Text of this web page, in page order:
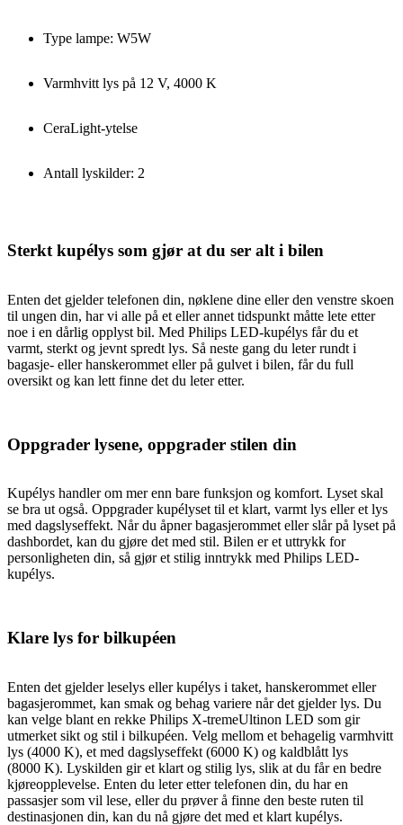
Type lampe: W5W
Varmhvitt lys på 12 V, 4000 K
CeraLight-ytelse
Antall lyskilder: 2
Sterkt kupélys som gjør at du ser alt i bilen
Enten det gjelder telefonen din, nøklene dine eller den venstre skoen
til ungen din, har vi alle på et eller annet tidspunkt måtte lete etter
noe i en dårlig opplyst bil. Med Philips LED-kupélys får du et
varmt, sterkt og jevnt spredt lys. Så neste gang du leter rundt i
bagasje- eller hanskerommet eller på gulvet i bilen, får du full
oversikt og kan lett finne det du leter etter.
Oppgrader lysene, oppgrader stilen din
Kupélys handler om mer enn bare funksjon og komfort. Lyset skal
se bra ut også. Oppgrader kupélyset til et klart, varmt lys eller et lys
med dagslyseffekt. Når du åpner bagasjerommet eller slår på lyset på
dashbordet, kan du gjøre det med stil. Bilen er et uttrykk for
personligheten din, så gjør et stilig inntrykk med Philips LED-
kupélys.
Klare lys for bilkupéen
Enten det gjelder leselys eller kupélys i taket, hanskerommet eller
bagasjerommet, kan smak og behag variere når det gjelder lys. Du
kan velge blant en rekke Philips X-tremeUltinon LED som gir
utmerket sikt og stil i bilkupéen. Velg mellom et behagelig varmhvitt
lys (4000 K), et med dagslyseffekt (6000 K) og kaldblått lys
(8000 K). Lyskilden gir et klart og stilig lys, slik at du får en bedre
kjøreopplevelse. Enten du leter etter telefonen din, du har en
passasjer som vil lese, eller du prøver å finne den beste ruten til
destinasjonen din, kan du nå gjøre det med et klart kupélys.